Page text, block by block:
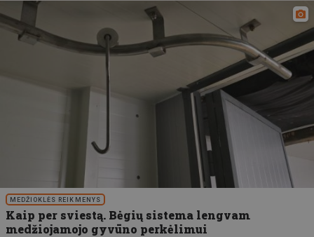
MEDŽIOKLĖS REIKMENYS
Kaip per sviestą. Bėgių sistema lengvam
medžiojamojo gyvūno perkėlimui